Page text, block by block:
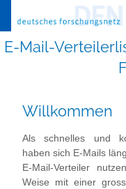
E-Mail-
Willkommen
Als schnelles und
haben sich E-Mails
E-Mail-Verteiler
Weise mit einer